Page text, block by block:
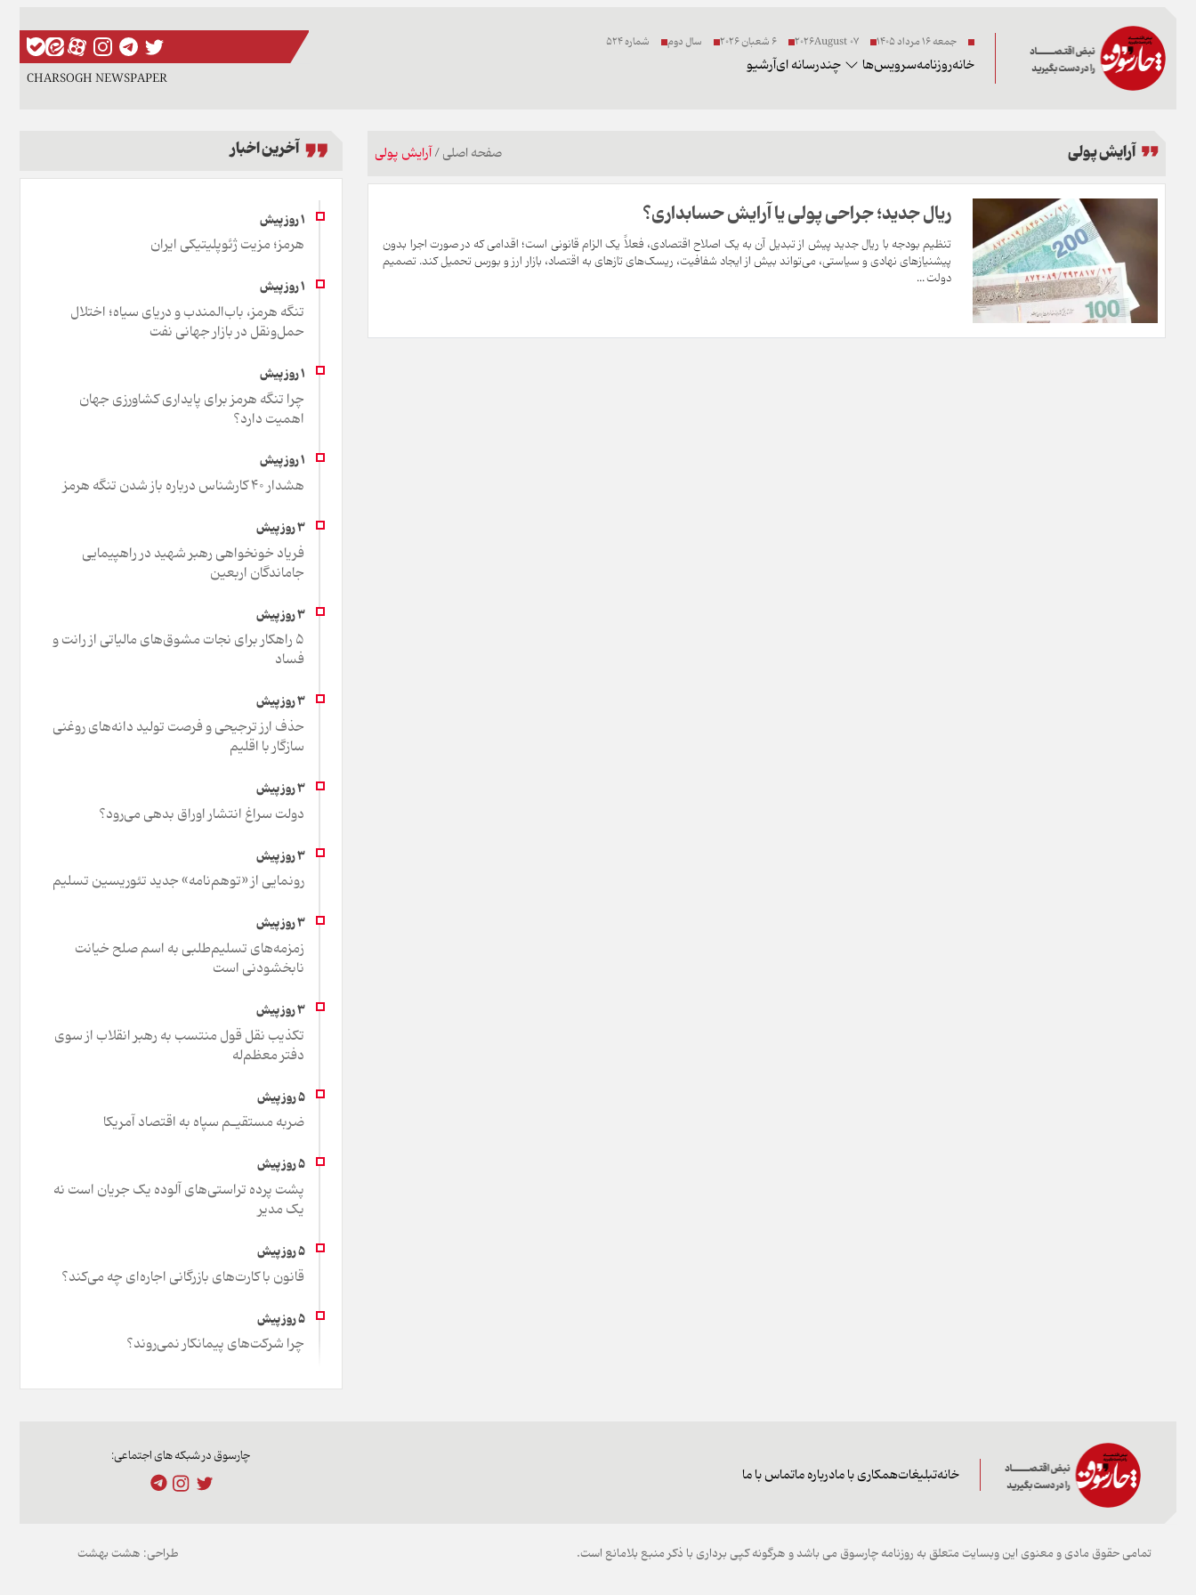
جمعه ۱۶ مرداد ۱۴۰۵ 07 2026August 6 شعبان 2026 سال دوم شماره 524
خانهروزنامهسرویس‌ها چندرسانه ایآرشیو
CHARSOGH NEWSPAPER
آرایش پولی صفحه اصلی/آرایش پولی
ریال جدید؛ جراحی پولی یا آرایش حسابداری؟
تنظیم بودجه با ریال جدید پیش از تبدیل آن به یک اصلاح اقتصادی، فعلاً یک الزام قانونی است؛ اقدامی که در صورت اجرا بدون
پیشنیازهای نهادی و سیاستی، می‌تواند بیش از ایجاد شفافیت، ریسک‌های تازهای به اقتصاد، بازار ارز و بورس تحمیل کند. تصمیم
دولت ...
آخرین اخبار
هرمز؛ مزیت ژئوپلیتیکی ایران
تنگه هرمز، باب‌المندب و دریای سیاه؛ اختلال
حمل‌ونقل در بازار جهانی نفت
چرا تنگه هرمز برای پایداری کشاورزی جهان
اهمیت دارد؟
هشدار 40 کارشناس درباره باز شدن تنگه هرمز
فریاد خونخواهی رهبر شهید در راهپیمایی
جاماندگان اربعین
۵ راهکار برای نجات مشوق‌های مالیاتی از رانت و
فساد
حذف ارز ترجیحی و فرصت تولید دانه‌های روغنی
سازگار با اقلیم
دولت سراغ انتشار اوراق بدهی می‌رود؟
رونمایی از «توهم‌نامه» جدید تئور‌یسین تسلیم
زمزمه‌های تسلیم‌طلبی به اسم صلح خیانت
نابخشودنی است
تکذیب نقل قول منتسب به رهبر انقلاب از سوی
دفتر معظم‌له
ضربه مستقیـم سپاه به اقتصاد آمر‌یکا
پشت پرده تراستی‌های آلوده یک جریان است نه
یک مدیر
قانون با کارت‌های بازرگانی اجاره‌ای چه می‌کند؟
چرا شرکت‌های پیمانکار نمی‌روند؟
خانهتبلیغاتهمکاری با مادرباره ماتماس با ما
چارسوق در شبکه های اجتماعی:
تمامی حقوق مادی و معنوی این وبسایت متعلق به روزنامه چارسوق می باشد و هرگونه کپی برداری با ذکر منبع بلامانع است. طراحی: هشت بهشت